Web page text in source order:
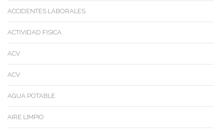
ACCIDENTES LABORALES
ACTIVIDAD FISICA
ACV
ACV
AGUA POTABLE
AIRE LIMPIO